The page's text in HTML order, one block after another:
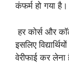
कंफर्म हो गया है।
हर कोर्स और
इसलिए
वेरीफाई कर लेना